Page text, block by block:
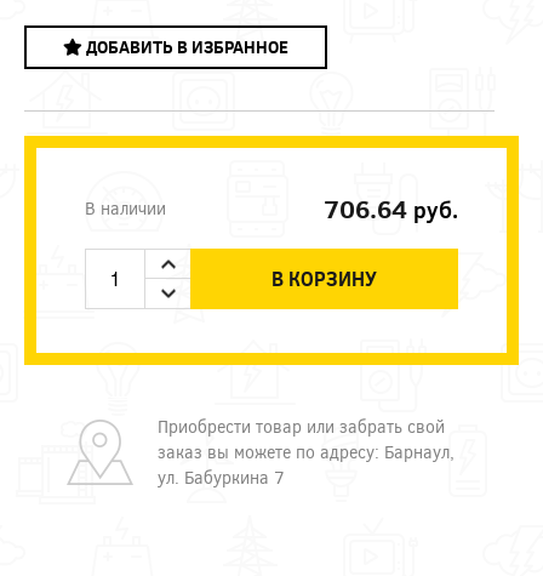
ДОБАВИТЬ В ИЗБРАННОЕ
В наличии 706.64 руб.
В КОРЗИНУ
Приобрести товар или забрать свой
заказ вы можете по адресу: Барнаул,
ул. Бабуркина 7